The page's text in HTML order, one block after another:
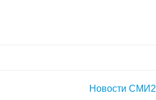
Новости СМИ2